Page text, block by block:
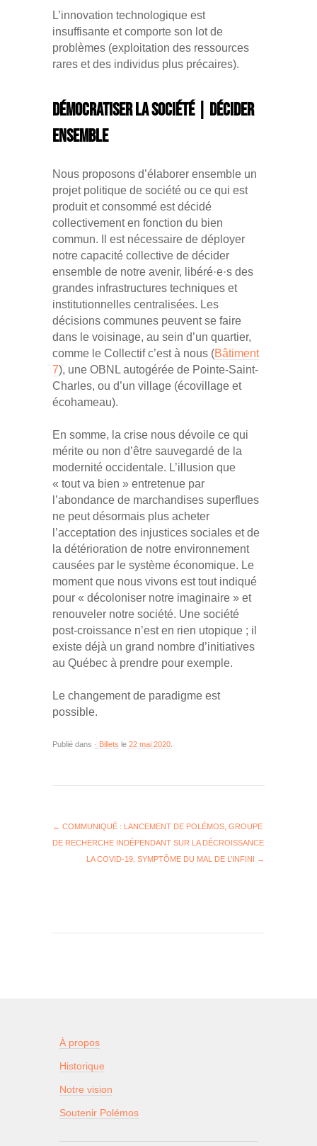
L’innovation technologique est
insuffisante et comporte son lot de
problèmes (exploitation des ressources
rares et des individus plus précaires).
Démocratiser la société | Décider
ensemble
Nous proposons d’élaborer ensemble un
projet politique de société ou ce qui est
produit et consommé est décidé
collectivement en fonction du bien
commun. Il est nécessaire de déployer
notre capacité collective de décider
ensemble de notre avenir, libéré·e·s des
grandes infrastructures techniques et
institutionnelles centralisées. Les
décisions communes peuvent se faire
dans le voisinage, au sein d’un quartier,
comme le Collectif c’est à nous (Bâtiment
7), une OBNL autogérée de Pointe-Saint-
Charles, ou d’un village (écovillage et
écohameau).
En somme, la crise nous dévoile ce qui
mérite ou non d’être sauvegardé de la
modernité occidentale. L’illusion que
« tout va bien » entretenue par
l’abondance de marchandises superflues
ne peut désormais plus acheter
l’acceptation des injustices sociales et de
la détérioration de notre environnement
causées par le système économique. Le
moment que nous vivons est tout indiqué
pour « décoloniser notre imaginaire » et
renouveler notre société. Une société
post-croissance n’est en rien utopique ; il
existe déjà un grand nombre d’initiatives
au Québec à prendre pour exemple.
Le changement de paradigme est
possible.
Publié dans · Billets le 22 mai 2020
← COMMUNIQUÉ : LANCEMENT DE POLÉMOS, GROUPE
DE RECHERCHE INDÉPENDANT SUR LA DÉCROISSANCE
LA COVID-19, SYMPTÔME DU MAL DE L’INFINI →
À propos
Historique
Notre vision
Soutenir Polémos